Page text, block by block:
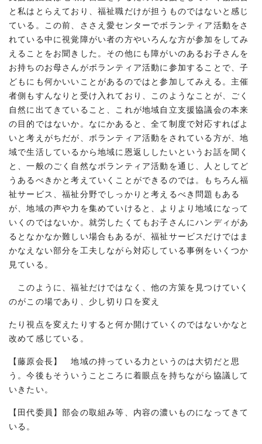
と私はとらえており、福祉職だけが担うものではないと感じ
ている。この前、ささえ愛センターでボランティア活動をさ
れている中に視覚障がい者の方やいろんな方が参加をしてみ
えることをお聞きした。その他にも障がいのあるお子さんを
お持ちのお母さんがボランティア活動に参加することで、子
どもにも何かいいことがあるのではと参加してみえる。主催
者側もすんなりと受け入れており、このようなことが、ごく
自然に出てきていること、これが地域自立支援協議会の本来
の目的ではないか。なにかあると、全て制度で対応すればよ
いと考えがちだが、ボランティア活動をされている方が、地
域で生活しているから地域に恩返ししたいというお話を聞く
と、一般のごく自然なボランティア活動を通じ、人としてど
うあるべきかと考えていくことができるのでは。もちろん福
祉サービス、福祉分野でしっかりと考えるべき問題もある
が、地域の声や力を集めていけると、よりより地域になって
いくのではないか。就労したくてもお子さんにハンディがあ
るとなかなか難しい場合もあるが、福祉サービスだけではま
かなえない部分を工夫しながら対応している事例をいくつか
見ている。
このように、福祉だけではなく、他の方策を見つけていく
のがこの場であり、少し切り口を変え
たり視点を変えたりすると何か開けていくのではないかなと
改めて感じている。
【藤原会長】 地域の持っている力というのは大切だと思
う。今後もそういうこところに着眼点を持ちながら協議して
いきたい。
【田代委員】部会の取組み等、内容の濃いものになってきて
いる。